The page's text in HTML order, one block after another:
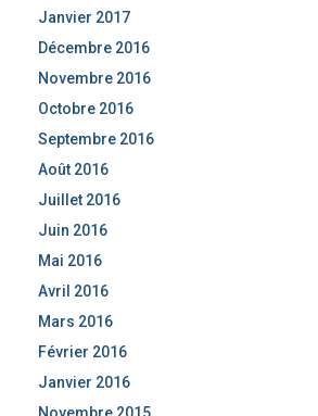
Janvier 2017
Décembre 2016
Novembre 2016
Octobre 2016
Septembre 2016
Août 2016
Juillet 2016
Juin 2016
Mai 2016
Avril 2016
Mars 2016
Février 2016
Janvier 2016